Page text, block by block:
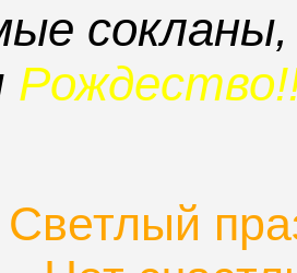
сокланы,
Светлый